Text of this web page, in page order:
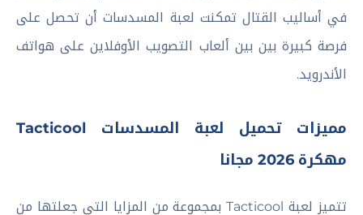
في أساليب القتال تمكنت لعبة المسدسات أن تحصل على
فرصة كبيرة بين بين ألعاب التصويب الأوفلاين على هواتف
الأندرويد.
مميزات تحميل لعبة المسدسات Tacticool
مهكرة 2026 مجانا
تتميز لعبة Tacticool بمجموعة من المزايا التي جعلتها من